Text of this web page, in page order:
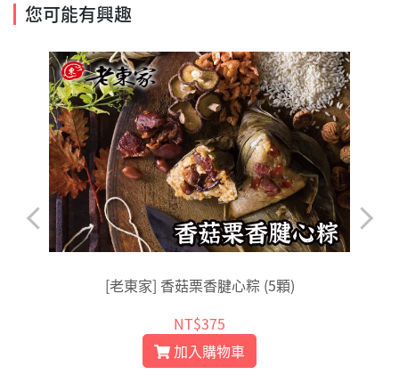
您可能有興趣
[老東家] 香菇栗香腱心粽 (5顆)
NT$375
加入購物車